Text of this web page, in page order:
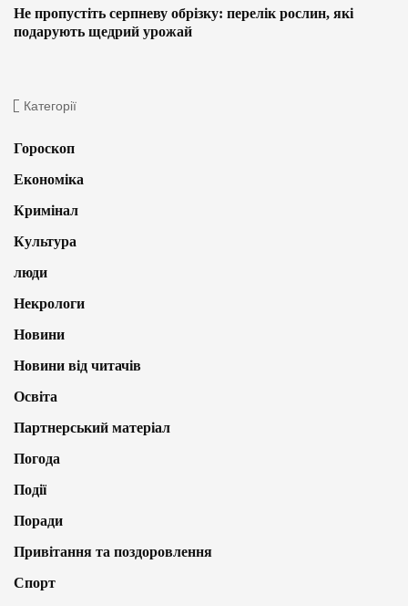
Не пропустіть серпневу обрізку: перелік рослин, які
подарують щедрий урожай
Категорії
Гороскоп
Економіка
Кримінал
Культура
люди
Некрологи
Новини
Новини від читачів
Освіта
Партнерський матеріал
Погода
Події
Поради
Привітання та поздоровлення
Спорт